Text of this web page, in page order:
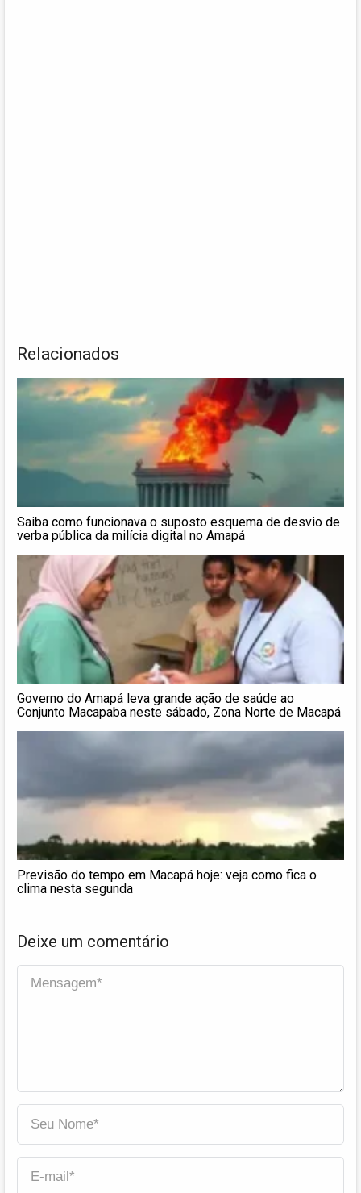
Relacionados
Saiba como funcionava o suposto esquema de desvio de
verba pública da milícia digital no Amapá
Governo do Amapá leva grande ação de saúde ao
Conjunto Macapaba neste sábado, Zona Norte de Macapá
Previsão do tempo em Macapá hoje: veja como fica o
clima nesta segunda
Deixe um comentário